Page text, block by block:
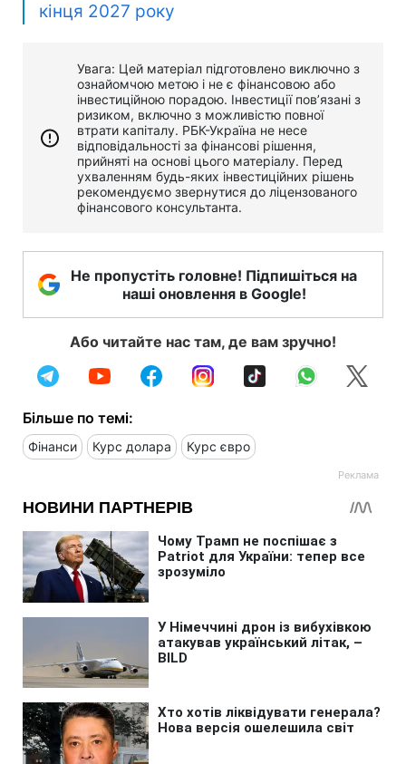
кінця 2027 року
Увага: Цей матеріал підготовлено виключно з
ознайомчою метою і не є фінансовою або
інвестиційною порадою. Інвестиції пов’язані з
ризиком, включно з можливістю повної
втрати капіталу. РБК-Україна не несе
відповідальності за фінансові рішення,
прийняті на основі цього матеріалу. Перед
ухваленням будь-яких інвестиційних рішень
рекомендуємо звернутися до ліцензованого
фінансового консультанта.
Не пропустіть головне! Підпишіться на
наші оновлення в Google!
Або читайте нас там, де вам зручно!
Більше по темі:
Фінанси Курс долара Курс євро